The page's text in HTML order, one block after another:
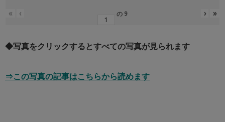
« ‹ の 9 › »
◆写真をクリックするとすべての写真が見られます
⇒この写真の記事はこちらから読めます